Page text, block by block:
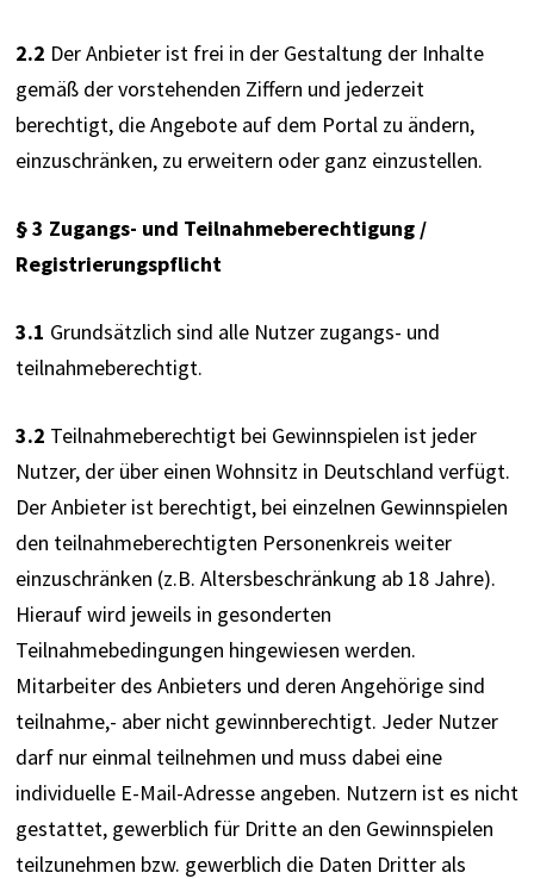
2.2 Der Anbieter ist frei in der Gestaltung der Inhalte
gemäß der vorstehenden Ziffern und jederzeit
berechtigt, die Angebote auf dem Portal zu ändern,
einzuschränken, zu erweitern oder ganz einzustellen.
§ 3 Zugangs- und Teilnahmeberechtigung /
Registrierungspflicht
3.1 Grundsätzlich sind alle Nutzer zugangs- und
teilnahmeberechtigt.
3.2 Teilnahmeberechtigt bei Gewinnspielen ist jeder
Nutzer, der über einen Wohnsitz in Deutschland verfügt.
Der Anbieter ist berechtigt, bei einzelnen Gewinnspielen
den teilnahmeberechtigten Personenkreis weiter
einzuschränken (z.B. Altersbeschränkung ab 18 Jahre).
Hierauf wird jeweils in gesonderten
Teilnahmebedingungen hingewiesen werden.
Mitarbeiter des Anbieters und deren Angehörige sind
teilnahme,- aber nicht gewinnberechtigt. Jeder Nutzer
darf nur einmal teilnehmen und muss dabei eine
individuelle E-Mail-Adresse angeben. Nutzern ist es nicht
gestattet, gewerblich für Dritte an den Gewinnspielen
teilzunehmen bzw. gewerblich die Daten Dritter als